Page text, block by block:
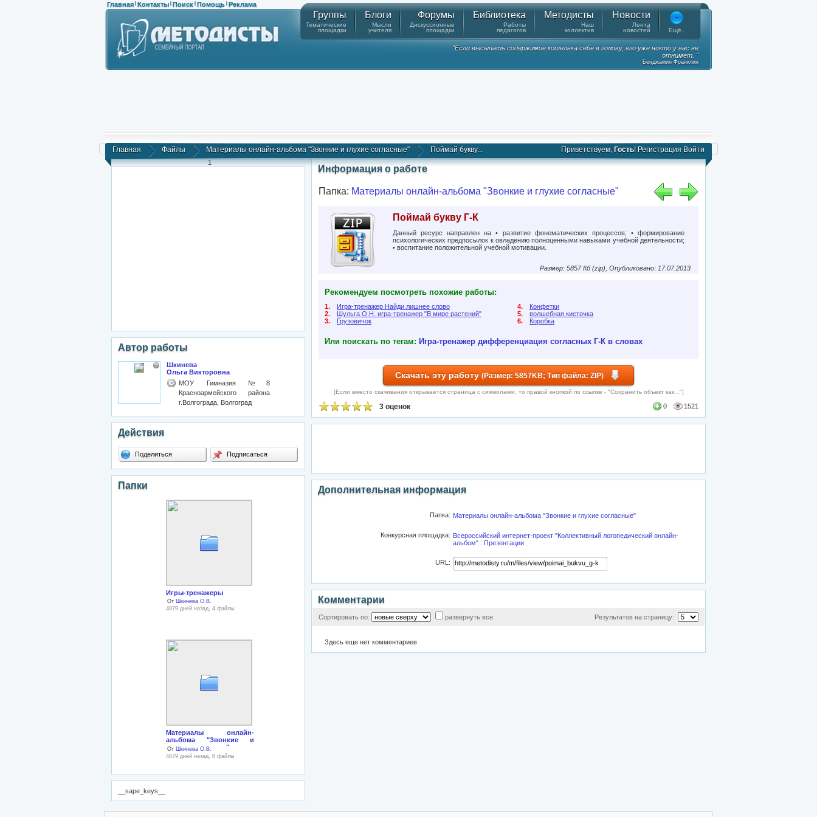
Главная | Контакты | Поиск | Помощь | Реклама
Группы
Тематические
площадки
Блоги
Мысли
учителя
Форумы
Дискуссионные
площадки
Библиотека
Работы
педагогов
Методисты
Наш
коллектив
Новости
Лента
новостей
Ещё..
"Если высыпать содержимое кошелька себе в голову, его уже никто у вас не
отнимет. "
Бенджамин Франклин
Главная Файлы Материалы онлайн-альбома "Звонкие и глухие согласные" Поймай букву... Приветствуем, Гость! Регистрация Войти
1
Автор работы
Шкинева
Ольга Викторовна
МОУ Гимназия №8
Красноармейского района
г.Волгограда, Волгоград
Действия
Поделиться Подписаться
Папки
Игры-тренажеры
От Шкинева О.В.
4879 дней назад, 4 файлы
Материалы онлайн-
альбома "Звонкие и
глухие согласные"
От Шкинева О.В.
4879 дней назад, 8 файлы
__sape_keys__
Информация о работе
Папка: Материалы онлайн-альбома "Звонкие и глухие согласные"
Поймай букву Г-К
Данный ресурс направлен на • развитие фонематических процессов; • формирование
психологических предпосылок к овладению полноценными навыками учебной деятельности;
• воспитание положительной учебной мотивации.
Размер: 5857 Кб (zip), Опубликовано: 17.07.2013
Рекомендуем посмотреть похожие работы:
1.
Игра-тренажер Найди лишнее слово
2.
Шульга О.Н. игра-тренажер "В мире растений"
3.
Грузовичок
4.
Конфетки
5.
волшебная кисточка
6.
Коробка
Или поискать по тегам: Игра-тренажер дифференциация согласных Г-К в словах
Скачать эту работу (Размер: 5857KB; Тип файла: ZIP)
[Если вместо скачивания открывается страница с символами, то правой кнопкой по ссылке - "Сохранить объект как..."]
3 оценок 0 1521
Дополнительная информация
Папка: Материалы онлайн-альбома "Звонкие и глухие согласные"
Конкурсная площадка: Всероссийский интернет-проект "Коллективный логопедический онлайн-
альбом" : Презентации
URL:
Комментарии
Сортировать по: развернуть все Результатов на страницу:
Здесь еще нет комментариев